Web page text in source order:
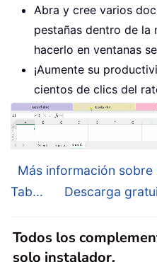
Abra y cree varios
pestañas dentro de la
hacerlo en ventanas
¡Aumente su
cientos de clics del
Más información sobre
Tab...
Descarga
Todos los
solo instalador.